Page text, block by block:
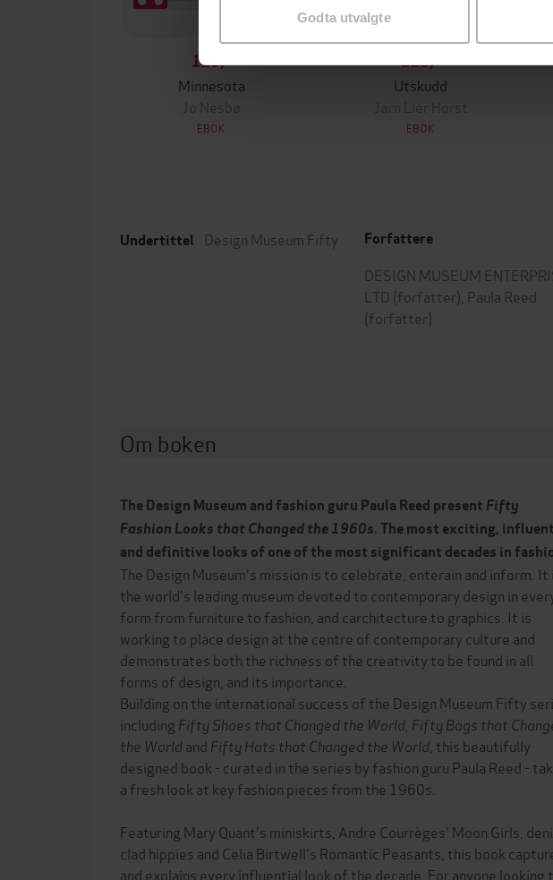
Godta utvalgte
129,-
Minnesota
Jo Nesbø
EBOK
129,-
Utskudd
Jørn Lier Horst
EBOK
Undertittel Design Museum Fifty Forfattere
DESIGN MUSEUM
LTD (forfatter), Paula Reed
(forfatter)
Om boken
The Design Museum and fashion guru Paula Reed present Fifty
Fashion Looks that Changed the 1960s. The most exciting,
and definitive looks of one of the most significant decades in
The Design Museum's mission is to celebrate, enterain and inform. It
the world's leading museum devoted to contemporary design in
form from furniture to fashion, and carchitecture to graphics. It is
working to place design at the centre of contemporary culture and
demonstrates both the richness of the creativity to be found in all
forms of design, and its importance.
Building on the international success of the Design Museum Fifty
including Fifty Shoes that Changed the World, Fifty Bags that
the Worldand Fifty Hats that Changed the World , this beautifully
designed book - curated in the series by fashion guru Paula Reed -
a fresh look at key fashion pieces from the 1960s.
Featuring Mary Quant's miniskirts, Andre Courrèges' Moon Girls,
clad hippies and Celia Birtwell's Romantic Peasants, this book
and explains every influential look of the decade. For anyone looking